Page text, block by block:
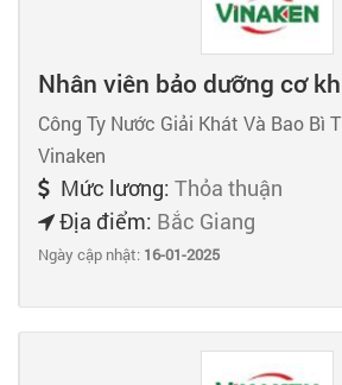
Nhân viên bảo dưỡng cơ
Công Ty Nước Giải Khát Và Bao Bì
Vinaken
Mức lương: Thỏa thuận
Địa điểm: Bắc Giang
Ngày cập nhật: 16-01-2025